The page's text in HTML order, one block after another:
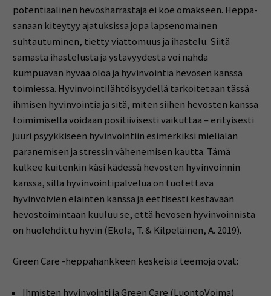
potentiaalinen hevosharrastaja ei koe omakseen. Heppa-
sanaan kiteytyy ajatuksissa jopa lapsenomainen
suhtautuminen, tietty viattomuus ja ihastelu. Siitä
samasta ihastelusta ja ystävyydestä voi nähdä
kumpuavan hyvää oloa ja hyvinvointia hevosen kanssa
toimiessa. Hyvinvointilähtöisyydellä tarkoitetaan tässä
ihmisen hyvinvointia ja sitä, miten siihen hevosten kanssa
toimimisella voidaan positiivisesti vaikuttaa – erityisesti
juuri psyykkiseen hyvinvointiin esimerkiksi mielialan
paranemisen ja stressin vähenemisen kautta. Tämä
kulkee kuitenkin käsi kädessä hevosten hyvinvoinnin
kanssa, sillä hyvinvointipalvelua on tuotettava
hyvinvoivien eläinten kanssa ja eettisesti kestävään
hevostoimintaan kuuluu se, että hevosen hyvinvoinnista
on huolehdittu hyvin (Ekola, T. & Kilpeläinen, A. 2019).
Green Care -heppahankkeen keskeisiä teemoja ovat:
Ihmisten hyvinvointi ja Green Care (LuontoVoima)